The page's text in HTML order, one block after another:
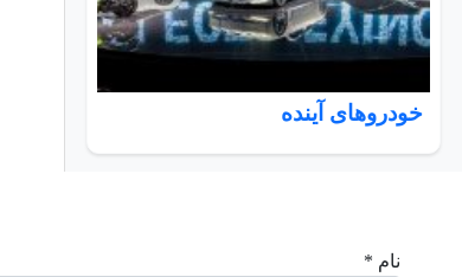
خودروهای آینده
نام *